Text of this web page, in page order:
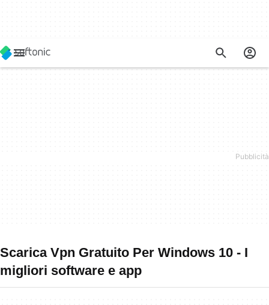
Scarica Vpn Gratuito Per Windows 10 - I
migliori software e app